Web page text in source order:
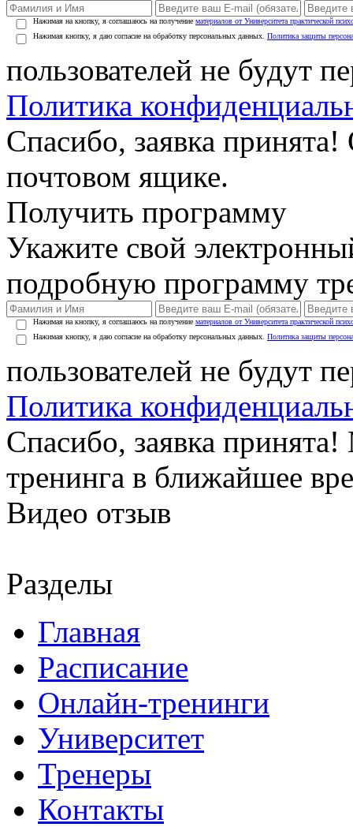
Нажимая на кнопку, я соглашаюсь на получение материалов от Университета практической
Нажимая кнопку, я даю согласие на обработку персональных данных. Политика защиты
пользователей не будут
Политика
Спасибо, заявка
почтовом ящике.
Получить программу
Укажите свой
подробную программу
Нажимая на кнопку, я соглашаюсь на получение материалов от Университета практической
Нажимая кнопку, я даю согласие на обработку персональных данных. Политика защиты
пользователей не будут
Политика
Спасибо, заявка
тренинга в ближайшее
Видео отзыв
Разделы
Главная
Расписание
Онлайн-тренинги
Университет
Тренеры
Контакты